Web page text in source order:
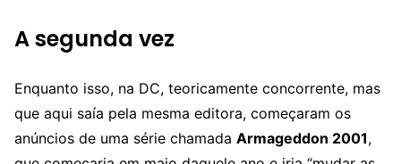
A segunda vez
Enquanto isso, na DC, teoricamente concorrente, mas
que aqui saía pela mesma editora, começaram os
anúncios de uma série chamada Armageddon 2001,